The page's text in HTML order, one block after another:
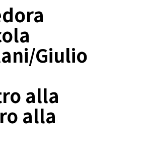
Giulio
alla
alla